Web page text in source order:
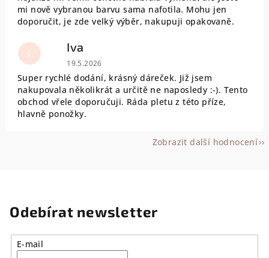
mi nově vybranou barvu sama nafotila. Mohu jen
doporučit, je zde velký výběr, nakupuji opakovaně.
I Iva
Hodnocení obchodu je 5 z 5 hvězdiček.
19.5.2026
Super rychlé dodání, krásný dáreček. Již jsem
nakupovala několikrát a určitě ne naposledy :-). Tento
obchod vřele doporučuji. Ráda pletu z této příze,
hlavně ponožky.
Zobrazit další hodnocení
Odebírat newsletter
E-mail